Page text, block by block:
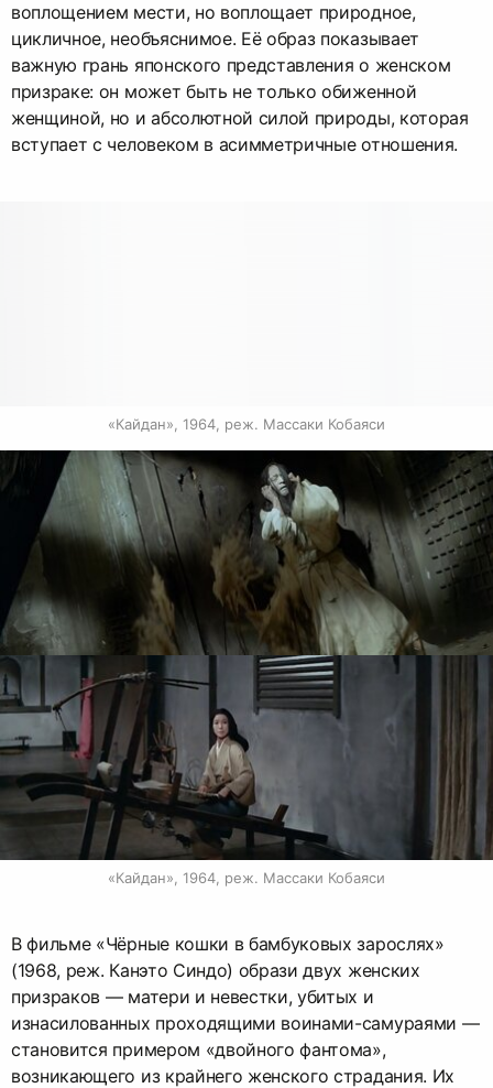
воплощением мести, но воплощает природное,
цикличное, необъяснимое. Её образ показывает
важную грань японского представления о женском
призраке: он может быть не только обиженной
женщиной, но и абсолютной силой природы, которая
вступает с человеком в асимметричные отношения.
«Кайдан», 1964, реж. Массаки Кобаяси
«Кайдан», 1964, реж. Массаки Кобаяси
В фильме «Чёрные кошки в бамбуковых зарослях»
(1968, реж. Канэто Синдо) образи двух женских
призраков — матери и невестки, убитых и
изнасилованных проходящими воинами-самураями —
становится примером «двойного фантома»,
возникающего из крайнего женского страдания. Их